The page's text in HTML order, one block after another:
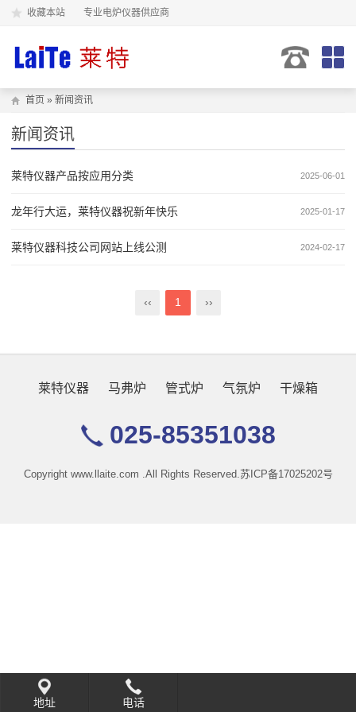
收藏本站 专业电炉仪器供应商
首页 » 新闻资讯
新闻资讯
2025-06-01
莱特仪器产品按应用分类
2025-01-17
龙年行大运，莱特仪器祝新年快乐
2024-02-17
莱特仪器科技公司网站上线公测
‹‹ 1 ››
莱特仪器 马弗炉 管式炉 气氛炉 干燥箱
025-85351038
Copyright www.llaite.com .All Rights Reserved. 苏ICP备17025202号
地址 电话